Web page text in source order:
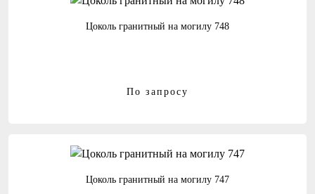
Цоколь гранитный на могилу 748
По запросу
Цоколь гранитный на могилу 747